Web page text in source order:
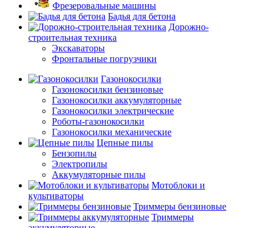
Фрезеровальные машины
Бадья для бетона
Дорожно-
строительная техника
Экскаваторы
Фронтальные погрузчики
Газонокосилки
Газонокосилки бензиновые
Газонокосилки аккумуляторные
Газонокосилки электрические
Роботы-газонокосилки
Газонокосилки механические
Цепные пилы
Бензопилы
Электропилы
Аккумуляторные пилы
Мотоблоки и
культиваторы
Триммеры бензиновые
Триммеры